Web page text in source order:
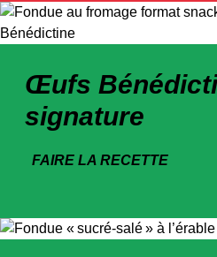
Œufs
signature
FAIRE LA RECETTE